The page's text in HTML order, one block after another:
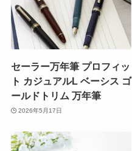
セーラー万年筆 プロフィッ
ト カジュアルL ベーシス ゴ
ールドトリム 万年筆
2026年5月17日